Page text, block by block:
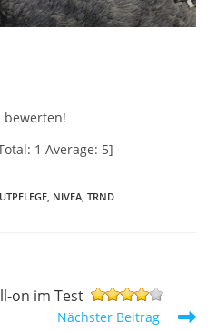
bewerten!
1 Average: 5]
NIVEA TRND
on im Test
Nächster Beitrag